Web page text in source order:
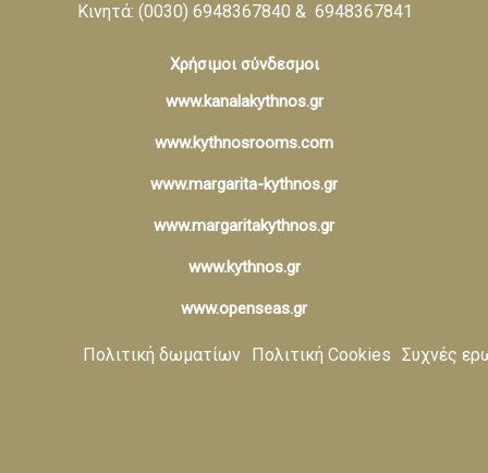
www.kanalakythnos.gr
www.kythnosrooms.com
www.margarita-kythnos.gr
www.margaritakythnos.gr
www.kythnos.gr
www.openseas.gr
Κινητά: (0030) 6948367840 & 6948367841
Χρήσιμοι σύνδεσμοι
Πολιτική δωματίων Πολιτική Cookies Συχνές